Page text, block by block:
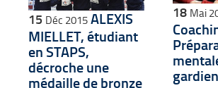
15 Déc 2015ALEXIS
MIELLET, étudiant
en STAPS,
décroche une
médaille de bronze
18 Mai